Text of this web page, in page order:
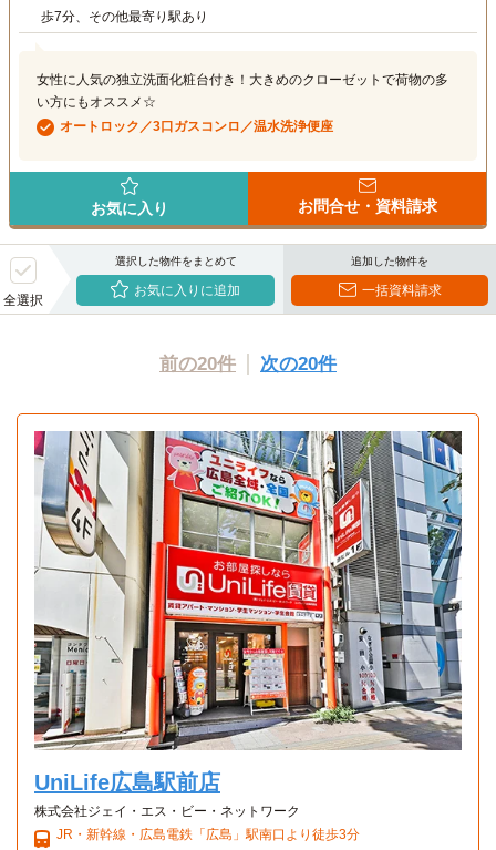
歩7分、その他最寄り駅あり
女性に人気の独立洗面化粧台付き！大きめのクローゼットで荷物の多
い方にもオススメ☆
オートロック／3口ガスコンロ／温水洗浄便座
お気に入り お問合せ・資料請求
全選択
選択した物件をまとめて
お気に入りに追加
追加した物件を
一括資料請求
前の20件 次の20件
UniLife広島駅前店
株式会社ジェイ・エス・ビー・ネットワーク
JR・新幹線・広島電鉄「広島」駅南口より徒歩3分